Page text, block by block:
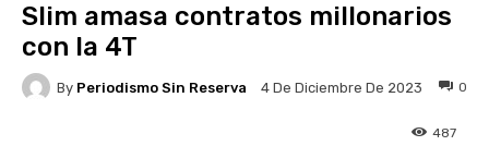
Slim amasa contratos millonarios
con la 4T
By Periodismo Sin Reserva 4 De Diciembre De 2023 0
487